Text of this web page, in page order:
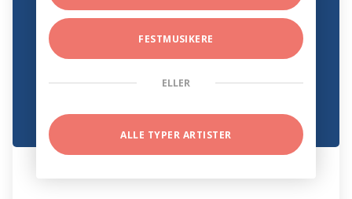
FESTMUSIKERE
ELLER
ALLE TYPER ARTISTER